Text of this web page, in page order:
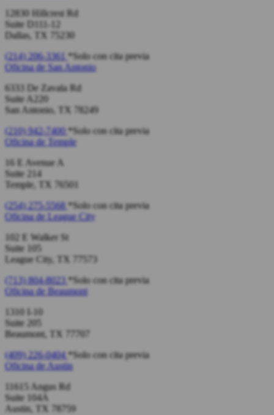
12830 Hillcrest Rd
Suite D111-12
Dallas, TX 75230
(214) 206-3361 *Solo con cita previa
Oficina de San Antonio
6333 De Zavala Rd
Suite A220
San Antonio, TX 78249
(210) 942-7400 *Solo con cita previa
Oficina de
Temple
16 E Avenue A
Suite 214
Temple, TX 76501
(254) 275-5568 *Solo con cita previa
Oficina de League City
102 E Walker St
Suite 105
League City, TX 77573
(713) 804-8023 *Solo con cita previa
Oficina de Beaumont
1310 I-10
Suite 205
Beaumont, TX 77707
(409) 226-0404 *Solo con cita previa
Oficina deAustin
11615 Angus Rd
Suite 104A
Austin, TX 78759